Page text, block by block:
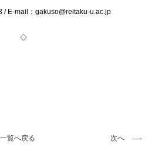
/ E-mail：gakuso@reitaku-u.ac.jp
◇
一覧へ戻る 次へ